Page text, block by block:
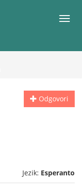
Meni
Odgovori
Jezik: Esperanto